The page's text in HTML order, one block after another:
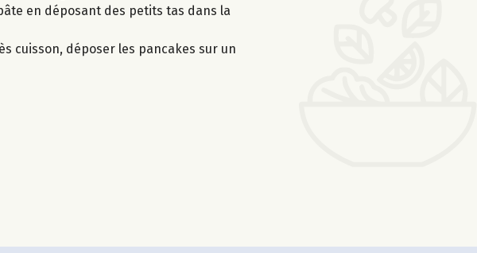
en déposant des petits tas dans la
cuisson, déposer les pancakes sur un